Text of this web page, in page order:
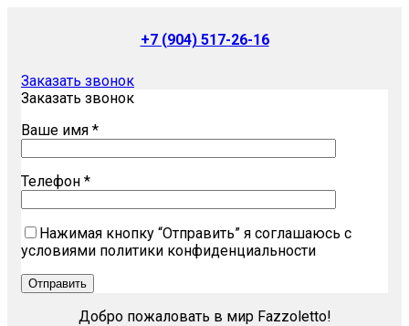
+7 (904) 517-26-16
Заказать звонок
Заказать звонок
Ваше имя *
Телефон *
Нажимая кнопку “Отправить” я соглашаюсь с
условиями политики конфиденциальности
Добро пожаловать в мир Fazzoletto!